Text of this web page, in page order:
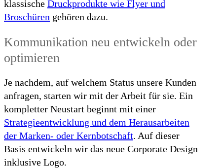
klassische Druckprodukte wie Flyer und
Broschüren gehören dazu.
Kommunikation neu entwickeln oder
optimieren
Je nachdem, auf welchem Status unsere Kunden
anfragen, starten wir mit der Arbeit für sie. Ein
kompletter Neustart beginnt mit einer
Strategieentwicklung und dem Herausarbeiten
der Marken- oder Kernbotschaft. Auf dieser
Basis entwickeln wir das neue Corporate Design
inklusive Logo.